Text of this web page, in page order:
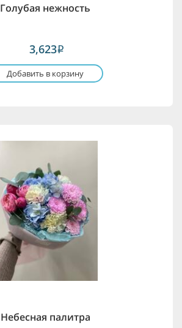
Голубая нежность
3,623i
Добавить в корзину
Небесная палитра